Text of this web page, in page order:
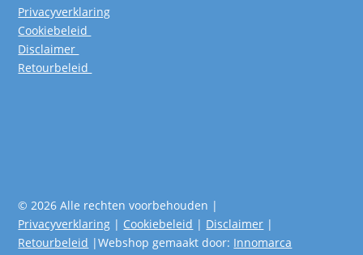
Privacyverklaring
Cookiebeleid
Disclaimer
Retourbeleid
© 2026 Alle rechten voorbehouden |
Privacyverklaring | Cookiebeleid | Disclaimer |
Retourbeleid |Webshop gemaakt door: Innomarca